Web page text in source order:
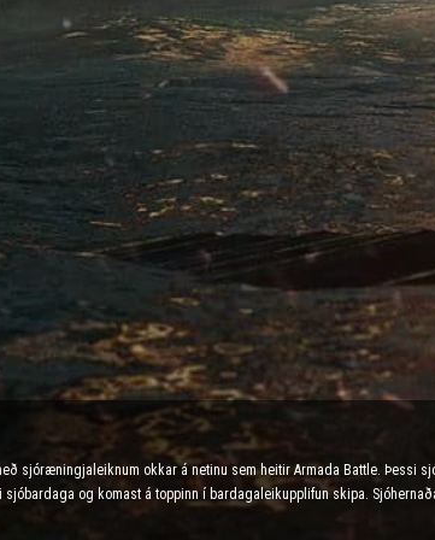
sjóræningjaleiknum okkar á netinu sem heitir Armada Battle. Þessi
og komast á toppinn í bardagaleikupplifun skipa.